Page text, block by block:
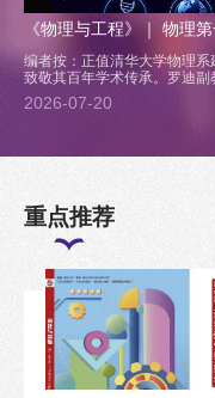
《物理与工程》｜ 物理
编者按：正值清华大学物理
致敬其百年学术传承。罗迪副
领域的青年人才，特别撰写此
地探讨了从物理规律和思想探
2026-07-20
重点推荐